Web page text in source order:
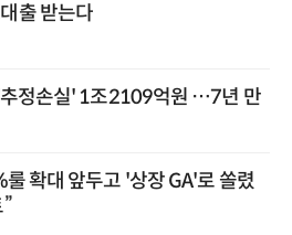
출 받는다
정손실' 1조2109억원 …7년 만
확대 앞두고 '상장 GA'로 쏠렸